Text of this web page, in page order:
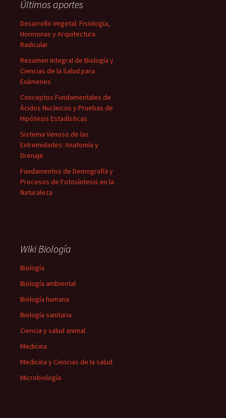
Últimos aportes
Desarrollo Vegetal: Fisiología,
Hormonas y Arquitectura
Radicular
Resumen Integral de Biología y
Ciencias de la Salud para
Exámenes
Conceptos Fundamentales de
Ácidos Nucleicos y Pruebas de
Hipótesis Estadísticas
Sistema Venoso de las
Extremidades: Anatomía y
Drenaje
Fundamentos de Demografía y
Procesos de Fotosíntesis en la
Naturaleza
Wiki Biología
Biología
Biología ambiental
Biología humana
Biología sanitaria
Ciencia y salud animal
Medicina
Medicina y Ciencias de la salud
Microbiología